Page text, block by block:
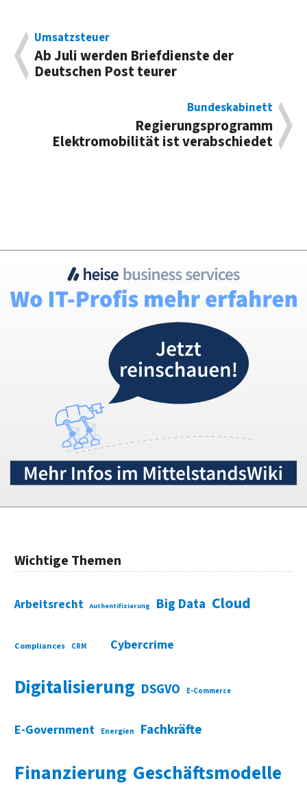
Umsatzsteuer
Ab Juli werden Briefdienste der
Deutschen Post teurer
Bundeskabinett
Regierungsprogramm
Elektromobilität ist verabschiedet
Wichtige Themen
Arbeitsrecht Authentifizierung Big Data Cloud
Compliances CRM Cybercrime
Digitalisierung DSGVO E-Commerce
E-Government Energien Fachkräfte
Finanzierung Geschäftsmodelle